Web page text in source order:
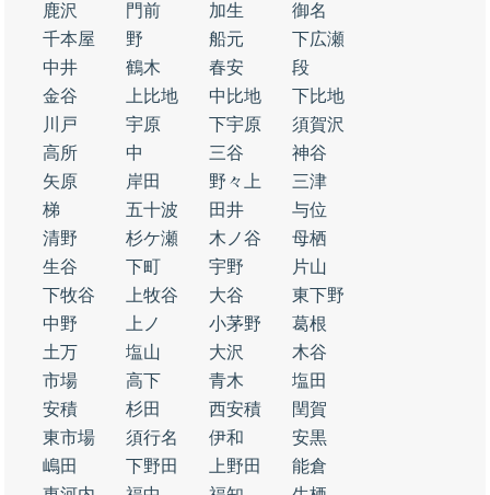
鹿沢
門前 加生
御名
千本屋
野 船元
下広瀬
中井
鶴木 春安
段
金谷
上比地 中比地
下比地
川戸
宇原 下宇原
須賀沢
高所
中 三谷
神谷
矢原
岸田 野々上
三津
梯
五十波 田井
与位
清野
杉ケ瀬 木ノ谷
母栖
生谷
下町 宇野
片山
下牧谷
上牧谷 大谷
東下野
中野
上ノ 小茅野
葛根
土万
塩山 大沢
木谷
市場
高下 青木
塩田
安積
杉田 西安積
閏賀
東市場
須行名 伊和
安黒
嶋田
下野田 上野田
能倉